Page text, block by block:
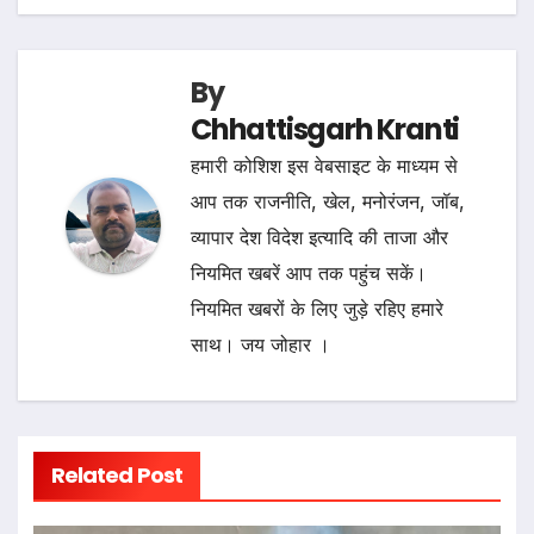
By
Chhattisgarh Kranti
हमारी कोशिश इस वेबसाइट के माध्यम से
आप तक राजनीति, खेल, मनोरंजन, जॉब,
व्यापार देश विदेश इत्यादि की ताजा और
नियमित खबरें आप तक पहुंच सकें।
नियमित खबरों के लिए जुड़े रहिए हमारे
साथ। जय जोहार ।
Related Post